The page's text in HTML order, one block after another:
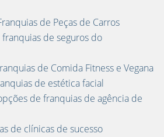
de Peças de Carros
de seguros do
de Comida Fitness e Vegana
de estética facial
de franquias de agência de
de clínicas de sucesso